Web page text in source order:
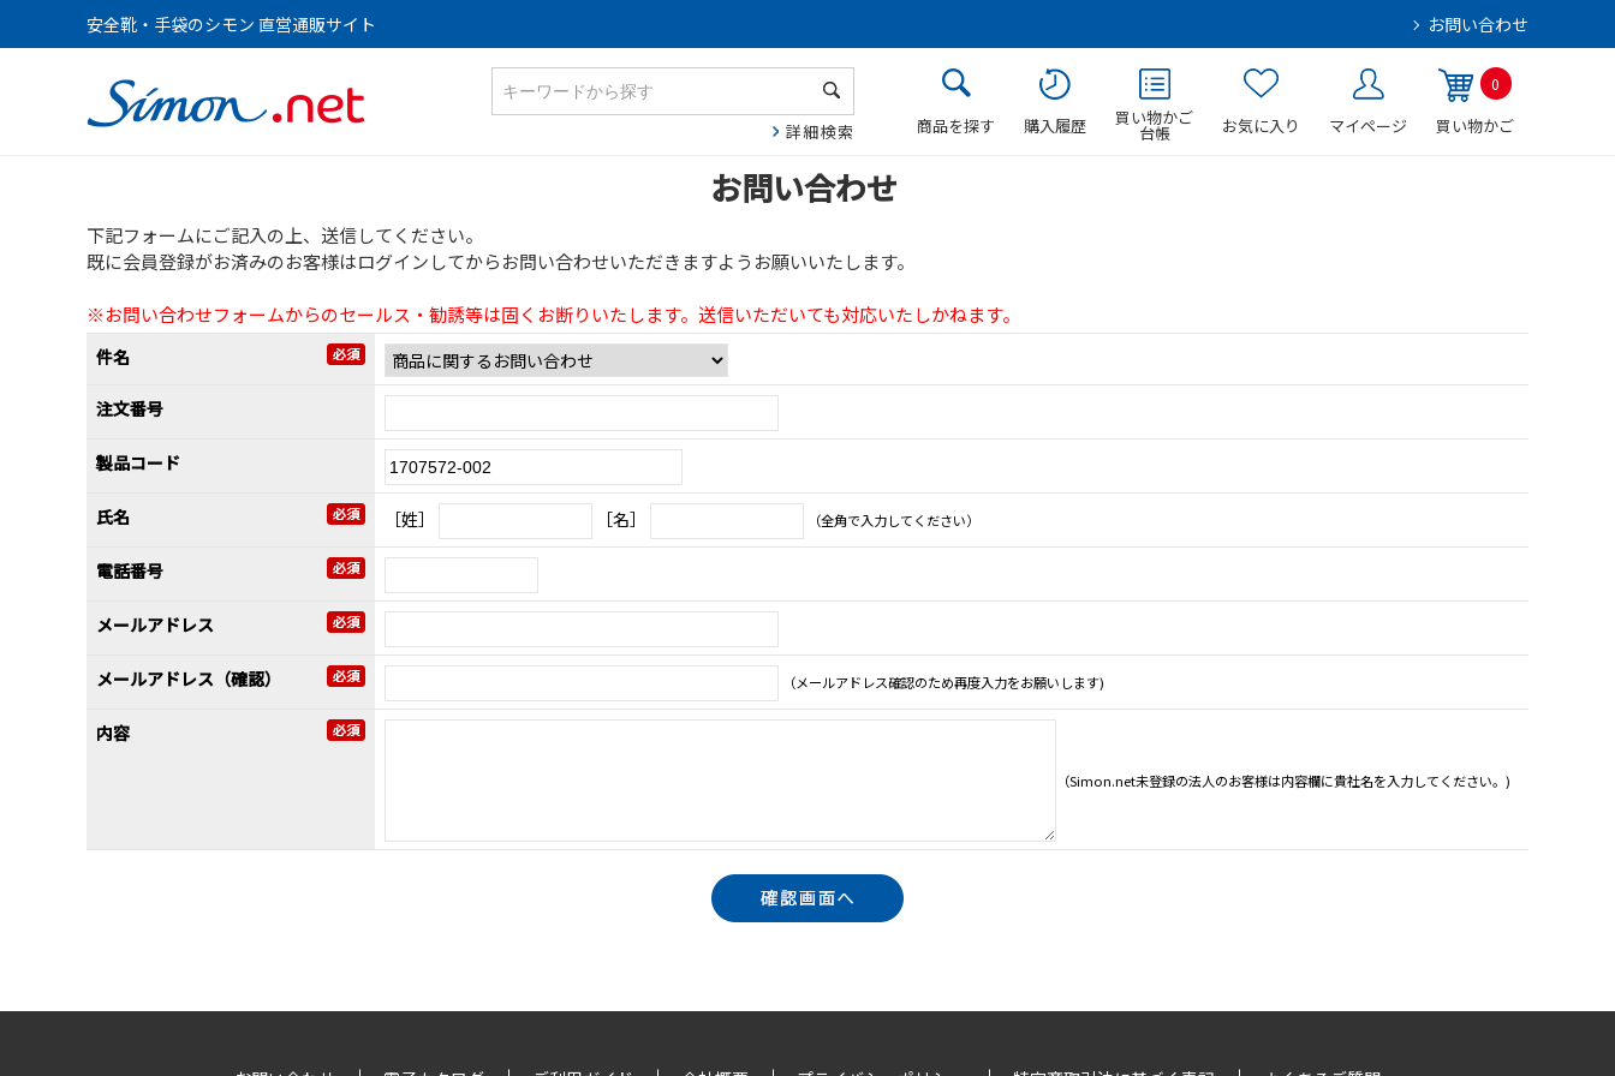
安全靴・手袋のシモン 直営通販サイト お問い合わせ
詳細検索 商品を探す 購入履歴 買い物かご
台帳 お気に入り マイページ 買い物かご
0
お問い合わせ
下記フォームにご記入の上、送信してください。
既に会員登録がお済みのお客様はログインしてからお問い合わせいただきますようお願いいたします。
※お問い合わせフォームからのセールス・勧誘等は固くお断りいたします。送信いただいても対応いたしかねます。
件名
注文番号
製品コード
氏名 ［姓］ ［名］ （全角で入力してください）
電話番号
メールアドレス
メールアドレス（確認） （メールアドレス確認のため再度入力をお願いします)
内容
（Simon.net未登録の法人のお客様は内容欄に貴社名を入力してください。)